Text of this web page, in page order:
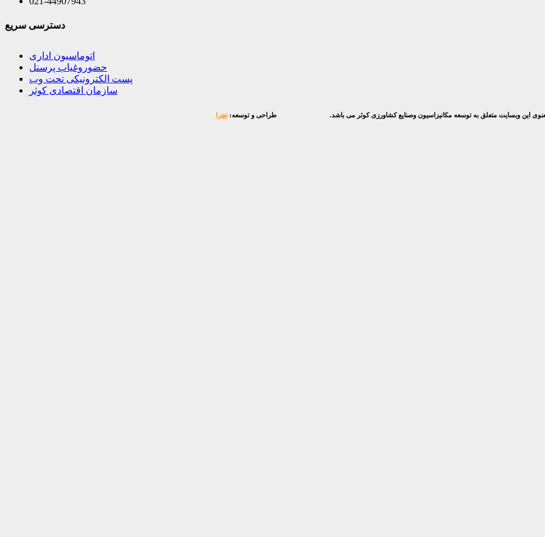
دسترسی سریع
اتوماسیون اداری
حضوروغیاب پرسنل
پست الکترونیکی تحت وب
سازمان اقتصادی کوثر
معنوی این وبسایت متعلق به توسعه مکانیزاسیون وصنایع کشاورزی کوثر می باشد.طراحی و توسعه: تچرا